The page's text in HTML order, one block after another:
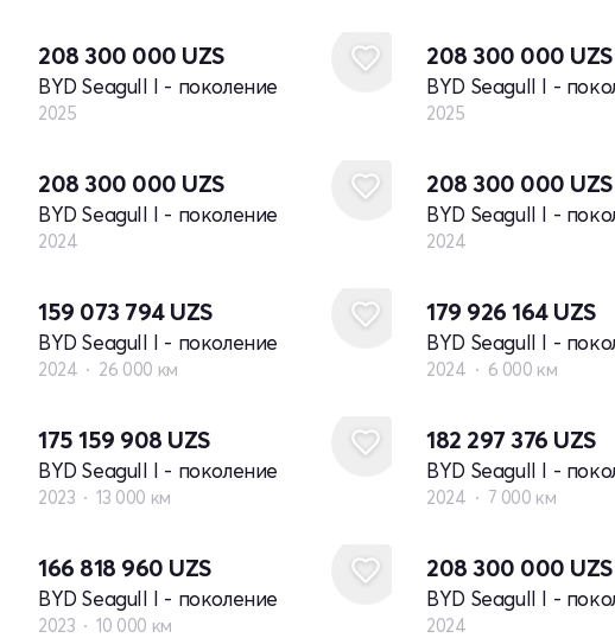
208 300 000 UZS
BYD Seagull I - поколение
2025
208 300 000 UZS
BYD Seagull I -
2025
208 300 000 UZS
BYD Seagull I - поколение
2024
208 300 000 UZS
BYD Seagull I -
2024
159 073 794 UZS
BYD Seagull I - поколение
2024 26 000 км
179 926 164 UZS
BYD Seagull I -
2024 6 000 км
175 159 908 UZS
BYD Seagull I - поколение
2023 13 000 км
182 297 376 UZS
BYD Seagull I -
2024 7 000 км
166 818 960 UZS
BYD Seagull I - поколение
2023 10 000 км
208 300 000 UZS
BYD Seagull I -
2024